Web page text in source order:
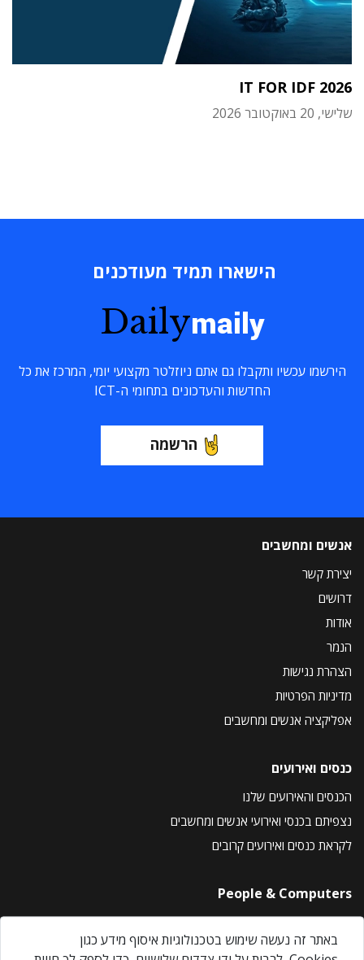
IT FOR IDF 2026
שלישי, 20 באוקטובר 2026
הישארו תמיד מעודכנים
Dailymaily
הירשמו עכשיו ותקבלו גם אתם ניוזלטר מקצועי יומי, המרכז את כל
החדשות והעדכונים בתחומי ה-ICT
הרשמה
אנשים ומחשבים
יצירת קשר
דרושים
אודות
הנמר
הצהרת נגישות
מדיניות הפרטיות
אפליקציה אנשים ומחשבים
כנסים ואירועים
הכנסים והאירועים שלנו
נצפיתם בכנסי ואירועי אנשים ומחשבים
לקראת כנסים ואירועים קרובים
People & Computers
About Us
Privacy Policy
באתר זה נעשה שימוש בטכנולוגיות איסוף מידע כגון